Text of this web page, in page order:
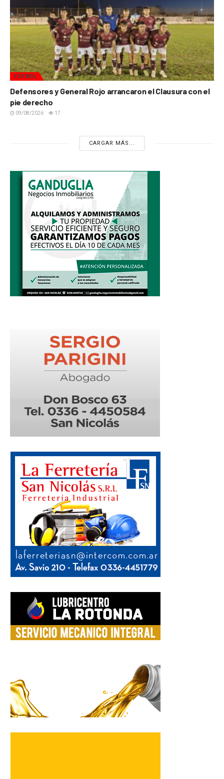
FÚTBOL
Defensores y General Rojo arrancaron el Clausura con el
pie derecho
09/08/2026 17
CARGAR MÁS...